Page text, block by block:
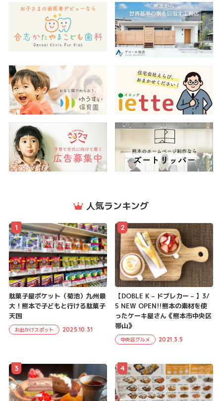
人気ランキング
駄菓子屋ポケット（菊池）九州最
大！熊本で子どもと行ける駄菓子
天国
お出かけスポット 2025.10.31
1
【DOBLE K – ドブレカー – 】3/
5 NEW OPEN!!熊本の素材を使
ったケーキ屋さん《熊本市中央区
帯山》
中央区グルメ 2021.3.5
2
3 4